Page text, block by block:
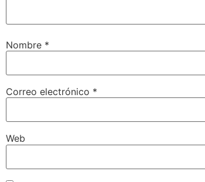
Nombre *
Correo electrónico *
Web